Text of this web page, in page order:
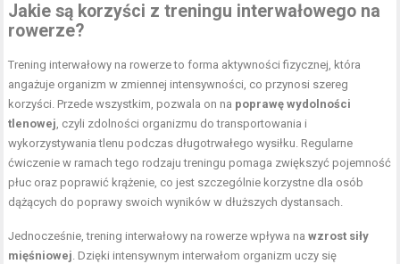
Jakie są korzyści z treningu interwałowego na
rowerze?
Trening interwałowy na rowerze to forma aktywności fizycznej, która
angażuje organizm w zmiennej intensywności, co przynosi szereg
korzyści. Przede wszystkim, pozwala on na poprawę wydolności
tlenowej, czyli zdolności organizmu do transportowania i
wykorzystywania tlenu podczas długotrwałego wysiłku. Regularne
ćwiczenie w ramach tego rodzaju treningu pomaga zwiększyć pojemność
płuc oraz poprawić krążenie, co jest szczególnie korzystne dla osób
dążących do poprawy swoich wyników w dłuższych dystansach.
Jednocześnie, trening interwałowy na rowerze wpływa nawzrost siły
mięśniowej. Dzięki intensywnym interwałom organizm uczy się